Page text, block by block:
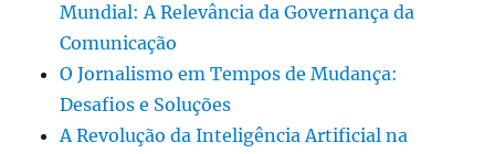
Mundial: A Relevância da Governança da
Comunicação
O Jornalismo em Tempos de Mudança:
Desafios e Soluções
A Revolução da Inteligência Artificial na